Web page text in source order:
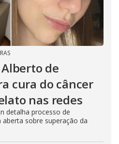
de
cura do câncer
nas redes
detalha processo de
sobre superação da